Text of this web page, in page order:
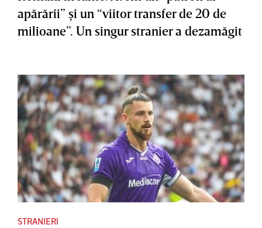
apărării” şi un “viitor transfer de 20 de
milioane”. Un singur stranier a dezamăgit
STRANIERI